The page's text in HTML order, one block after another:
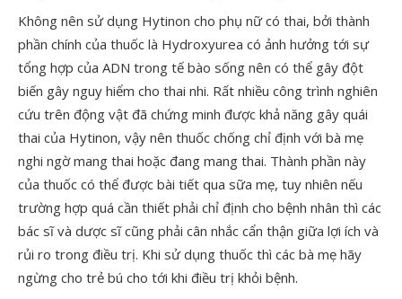
Không nên sử dụng Hytinon cho phụ nữ có thai, bởi thành
phần chính của thuốc là Hydroxyurea có ảnh hưởng tới sự
tổng hợp của ADN trong tế bào sống nên có thể gây đột
biến gây nguy hiểm cho thai nhi. Rất nhiều công trình nghiên
cứu trên động vật đã chứng minh được khả năng gây quái
thai của Hytinon, vậy nên thuốc chống chỉ định với bà mẹ
nghi ngờ mang thai hoặc đang mang thai. Thành phần này
của thuốc có thể được bài tiết qua sữa mẹ, tuy nhiên nếu
trường hợp quá cần thiết phải chỉ định cho bệnh nhân thì các
bác sĩ và dược sĩ cũng phải cân nhắc cẩn thận giữa lợi ích và
rủi ro trong điều trị. Khi sử dụng thuốc thì các bà mẹ hãy
ngừng cho trẻ bú cho tới khi điều trị khỏi bệnh.